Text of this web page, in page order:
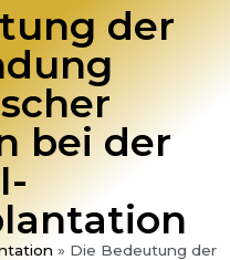
der
bei der
» Die Bedeutung der